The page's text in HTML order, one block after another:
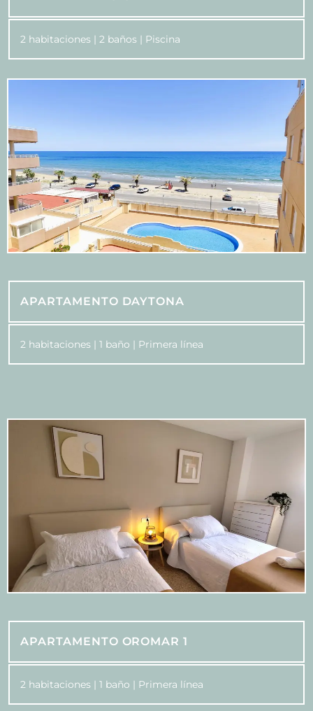
2 habitaciones | 2 baños | Piscina
APARTAMENTO DAYTONA
2 habitaciones | 1 baño | Primera línea
APARTAMENTO OROMAR 1
2 habitaciones | 1 baño | Primera línea